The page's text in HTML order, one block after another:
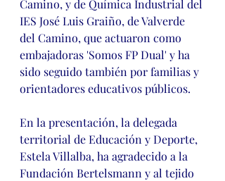
Camino, y de Química Industrial del
IES José Luis Graiño, de Valverde
del Camino, que actuaron como
embajadoras 'Somos FP Dual' y ha
sido seguido también por familias y
orientadores educativos públicos.
En la presentación, la delegada
territorial de Educación y Deporte,
Estela Villalba, ha agradecido a la
Fundación Bertelsmann y al tejido